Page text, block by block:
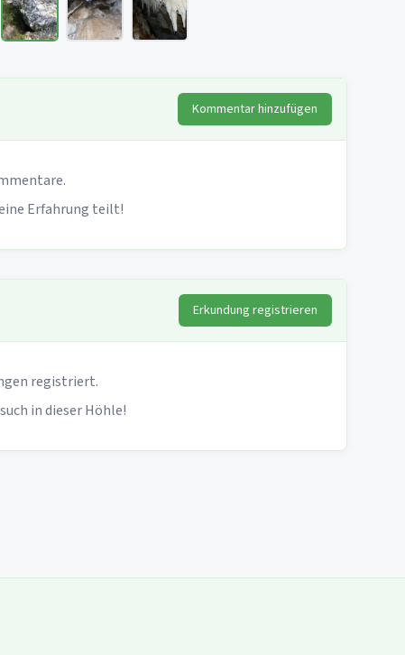
Kommentar hinzufügen
Erfahrung teilt!
Erkundung registrieren
registriert.
in dieser Höhle!